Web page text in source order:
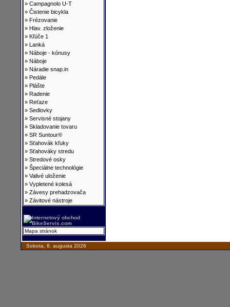
» Campagnolo U-T
» Čistenie bicykla
» Frézovanie
» Hlav. zloženie
» Kľúče 1
» Lanká
» Náboje - kónusy
» Náboje
» Náradie snap.in
» Pedále
» Plášte
» Radenie
» Reťaze
» Sedlovky
» Servisné stojany
» Skladovanie tovaru
» SR Suntour®
» Sťahovák kľuky
» Sťahováky stredu
» Stredové osky
» Špeciálne technológie
» Valivé uloženie
» Vypletené kolesá
» Závesy prehadzovača
» Závitové nástroje
Mapa stránok
Sobota, 8. augusta 2026